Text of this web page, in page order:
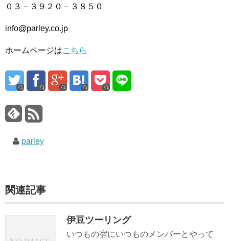
０３－３９２０－３８５０
info@parley.co.jp
ホームページはこちら
parley
関連記事
伊豆ツーリング
いつもの宿にいつものメンバーとやって